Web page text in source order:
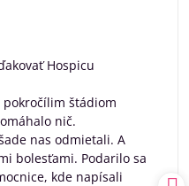
Hospicu
štádiom
nič.
nas odmietali. A
bolesťami. Podarilo sa
kde napísali